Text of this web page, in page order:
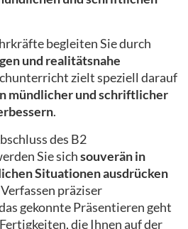
begleiten Sie durch
und realitätsnahe
zielt speziell darauf
mündlicher und schriftlicher
.
des B2
Sie sichsouverän in
Situationen ausdrücken
präziser
gekonnte Präsentieren geht
die Ihnen auf der